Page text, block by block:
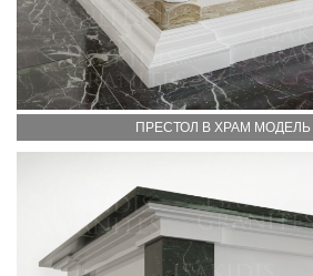
ПРЕСТОЛ В ХРАМ МОДЕЛЬ